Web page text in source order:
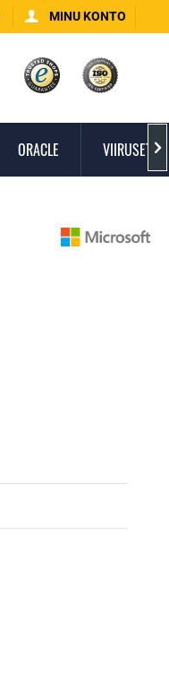
MINU KONTO
ORACLE 